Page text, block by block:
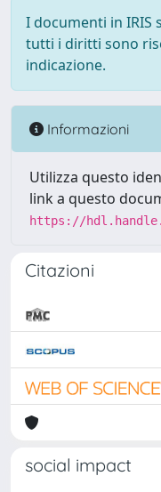
I documenti in
tutti i diritti sono
indicazione.
Informazioni
Utilizza questo
link a questo
https://
Citazioni
social impact